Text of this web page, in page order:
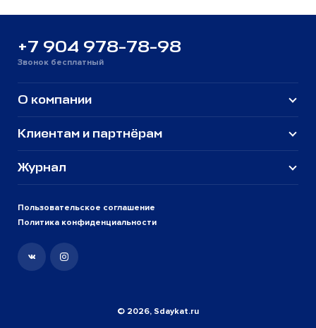
+7 904 978-78-98
Звонок бесплатный
Пользовательское соглашение
Политика конфиденциальности
О компании
Клиентам и партнёрам
Журнал
© 2026, Sdaykat.ru